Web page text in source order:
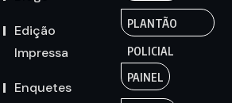
Edição
Impressa
Enquetes
PLANTÃO
POLICIAL
PAINEL